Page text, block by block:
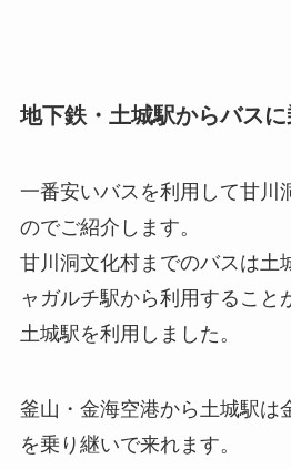
地下鉄・土城駅からバス
一番安いバスを利用して甘川
のでご紹介します。
甘川洞文化村までのバスは土
ャガルチ駅から利用すること
土城駅を利用しました。
釜山・金海空港から土城駅は
を乗り継いで来れます。